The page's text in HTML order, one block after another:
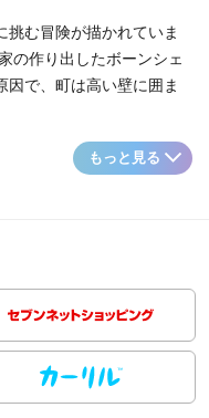
挑む冒険が描かれていま
の作り出したボーンシェ
因で、町は高い壁に囲ま
もっと見る